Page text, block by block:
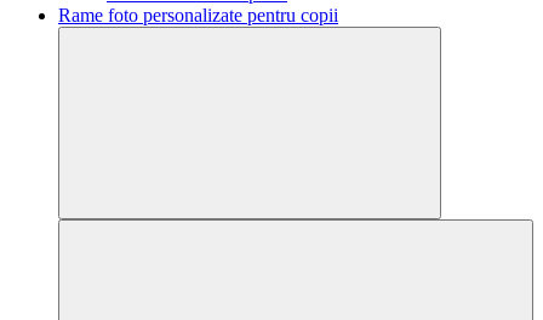
Rame foto personalizate pentru copii